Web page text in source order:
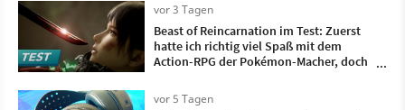
vor 3 Tagen
Beast of Reincarnation im Test: Zuerst
hatte ich richtig viel Spaß mit dem
Action-RPG der Pokémon-Macher, doch
vorbei ist
vor 5 Tagen